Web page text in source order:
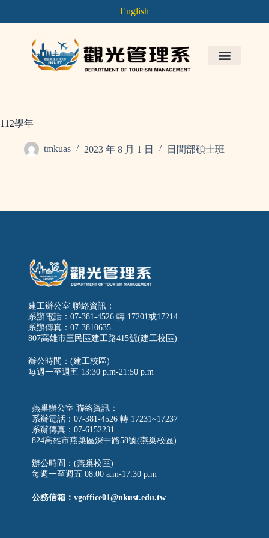
English
112學年
tmkuas 2023 年 8 月 1 日 日間部碩士班
建工辦公室 聯絡資訊：
系辦電話：07-381-4526 轉 17201或17214
系辦傳真：07-3810635
807高雄市三民區建工路415號(建工校區)
辦公時間：(建工校區)
每週一至週五 13:30 p.m-21:50 p.m
燕巢辦公室 聯絡資訊：
系辦電話：07-381-4526 轉 17231~17237
系辦傳真：07-6152231
824高雄市燕巢區深中路58號(燕巢校區)
辦公時間：(燕巢校區)
每週一至週五 08:00 a.m-17:30 p.m
公務信箱：vgoffice01@nkust.edu.tw